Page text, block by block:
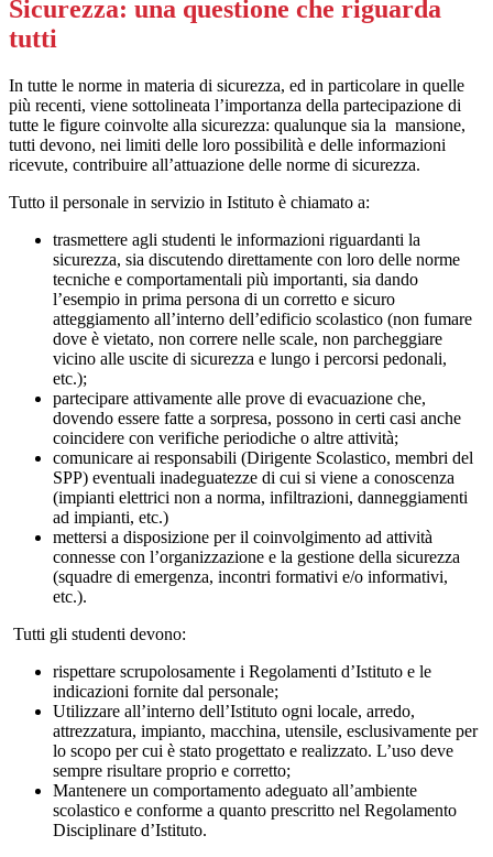
Sicurezza: una questione che riguarda
tutti
In tutte le norme in materia di sicurezza, ed in particolare in quelle
più recenti, viene sottolineata l’importanza della partecipazione di
tutte le figure coinvolte alla sicurezza: qualunque sia la mansione,
tutti devono, nei limiti delle loro possibilità e delle informazioni
ricevute, contribuire all’attuazione delle norme di sicurezza.
Tutto il personale in servizio in Istituto è chiamato a:
trasmettere agli studenti le informazioni riguardanti la
sicurezza, sia discutendo direttamente con loro delle norme
tecniche e comportamentali più importanti, sia dando
l’esempio in prima persona di un corretto e sicuro
atteggiamento all’interno dell’edificio scolastico (non fumare
dove è vietato, non correre nelle scale, non parcheggiare
vicino alle uscite di sicurezza e lungo i percorsi pedonali,
etc.);
partecipare attivamente alle prove di evacuazione che,
dovendo essere fatte a sorpresa, possono in certi casi anche
coincidere con verifiche periodiche o altre attività;
comunicare ai responsabili (Dirigente Scolastico, membri del
SPP) eventuali inadeguatezze di cui si viene a conoscenza
(impianti elettrici non a norma, infiltrazioni, danneggiamenti
ad impianti, etc.)
mettersi a disposizione per il coinvolgimento ad attività
connesse con l’organizzazione e la gestione della sicurezza
(squadre di emergenza, incontri formativi e/o informativi,
etc.).
Tutti gli studenti devono:
rispettare scrupolosamente i Regolamenti d’Istituto e le
indicazioni fornite dal personale;
Utilizzare all’interno dell’Istituto ogni locale, arredo,
attrezzatura, impianto, macchina, utensile, esclusivamente per
lo scopo per cui è stato progettato e realizzato. L’uso deve
sempre risultare proprio e corretto;
Mantenere un comportamento adeguato all’ambiente
scolastico e conforme a quanto prescritto nel Regolamento
Disciplinare d’Istituto.